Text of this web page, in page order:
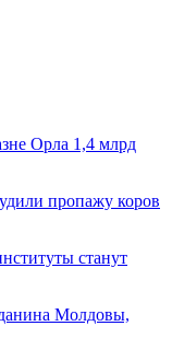
Орла 1,4 млрд
пропажу коров
станут
Молдовы,